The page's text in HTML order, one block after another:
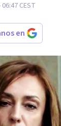
CEST
en